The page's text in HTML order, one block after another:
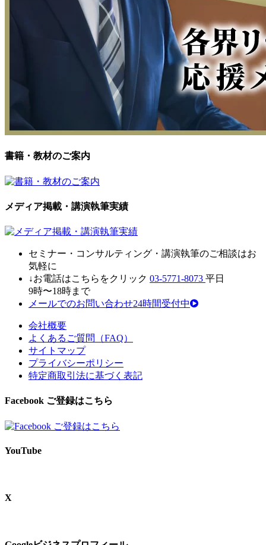
書籍・教材のご案内
メディア掲載・講演執筆実績
セミナー・ コンサルティング・ 講演執筆のご相談はお
気軽に
↓お電話はこちらをクリック 03-5771-8073 平日
9時〜18時まで
メールでのお問い合わせ24時間受付中
会社概要
よくあるご質問（FAQ）
サイトマップ
プライバシーポリシー
特定商取引法に基づく表記
Facebook ご登録はこちら
YouTube
X